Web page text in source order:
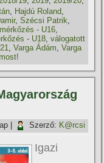
, Hajdú Roland,
,Szécsi Patrik,
- U16,
- U18,válogatott
,Varga Ádám,Varga
Szerző: K@rcsi
Igazi